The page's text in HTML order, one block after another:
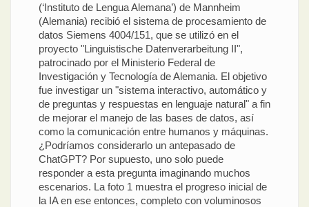
(‘Instituto de Lengua Alemana’) de Mannheim
(Alemania) recibió el sistema de procesamiento de
datos Siemens 4004/151, que se utilizó en el
proyecto "Linguistische Datenverarbeitung II",
patrocinado por el Ministerio Federal de
Investigación y Tecnología de Alemania. El objetivo
fue investigar un "sistema interactivo, automático y
de preguntas y respuestas en lenguaje natural" a fin
de mejorar el manejo de las bases de datos, así
como la comunicación entre humanos y máquinas.
¿Podríamos considerarlo un antepasado de
ChatGPT? Por supuesto, uno solo puede
responder a esta pregunta imaginando muchos
escenarios. La foto 1 muestra el progreso inicial de
la IA en ese entonces, completo con voluminosos